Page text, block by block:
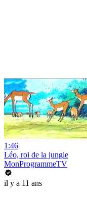
1:46
Léo, roi de la jungle
MonProgrammeTV
il y a 11 ans